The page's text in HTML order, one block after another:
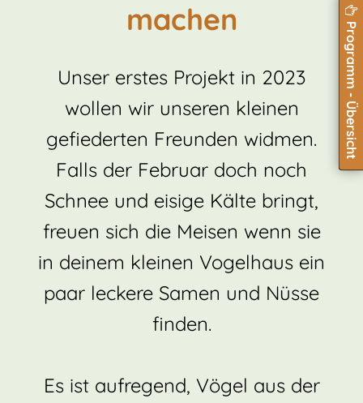
machen
Unser erstes Projekt in 2023
wollen wir unseren kleinen
gefiederten Freunden widmen.
Falls der Februar doch noch
Schnee und eisige Kälte bringt,
freuen sich die Meisen wenn sie
in deinem kleinen Vogelhaus ein
paar leckere Samen und Nüsse
finden.
Es ist aufregend, Vögel aus der
Programm - Übersicht